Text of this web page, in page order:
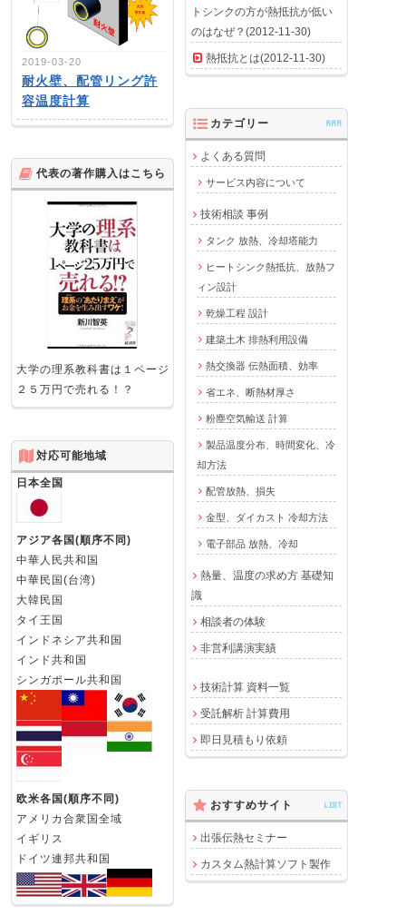
2019-03-20
耐火壁、配管リング許
容温度計算
トシンクの方が熱抵抗が低い
のはなぜ？(2012-11-30)
熱抵抗とは(2012-11-30)
カテゴリー AAA
よくある質問
サービス内容について
技術相談 事例
タンク 放熱、冷却塔能力
ヒートシンク熱抵抗、放熱フ
ィン設計
乾燥工程 設計
建築土木 排熱利用設備
熱交換器 伝熱面積、効率
省エネ、断熱材厚さ
粉塵空気輸送 計算
製品温度分布、時間変化、冷
却方法
配管放熱、損失
金型、ダイカスト 冷却方法
電子部品 放熱、冷却
熱量、温度の求め方 基礎知
識
相談者の体験
非営利講演実績
技術計算 資料一覧
受託解析 計算費用
即日見積もり依頼
代表の著作購入はこちら
大学の理系教科書は１ページ
２５万円で売れる！？
対応可能地域
日本全国
アジア各国(順序不同)
中華人民共和国
中華民国(台湾)
大韓民国
タイ王国
インドネシア共和国
インド共和国
シンガポール共和国
欧米各国(順序不同)
アメリカ合衆国全域
イギリス
ドイツ連邦共和国
おすすめサイト LIST
出張伝熱セミナー
カスタム熱計算ソフト製作